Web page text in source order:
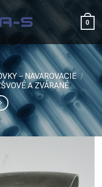
0
– NAVAROVACIE /
A ZVÁRANÉ